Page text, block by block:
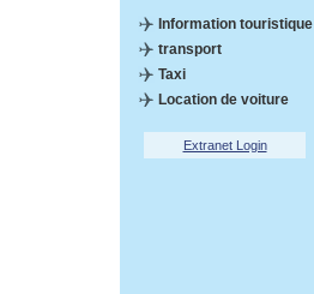
Information touristique
transport
Taxi
Location de voiture
Extranet Login